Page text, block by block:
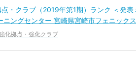
・クラブ（2019年第1期）ランク ＜発
ニングセンター 宮崎県宮崎市フェニック
化拠点・強化クラブ